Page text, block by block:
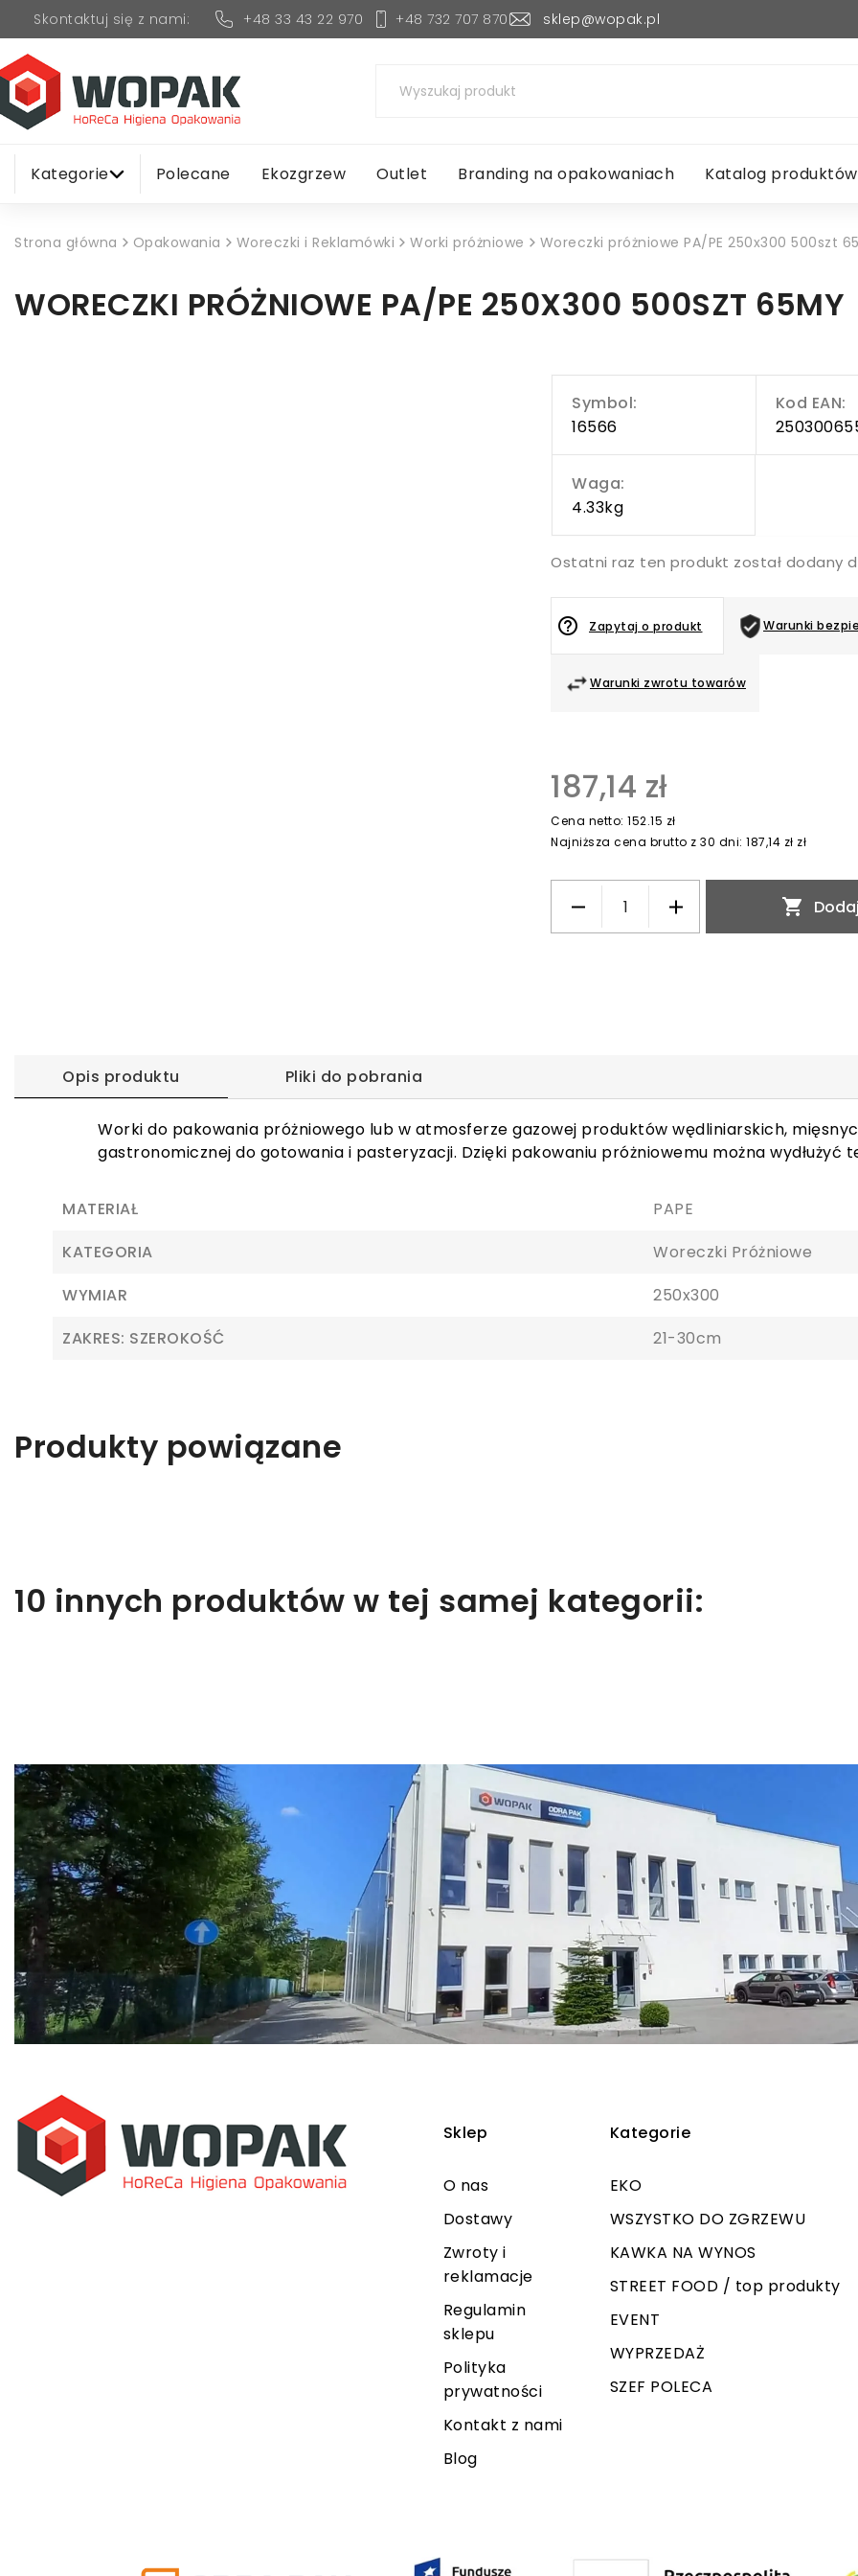
Skontaktuj się z nami: +48 33 43 22 970 +48 732 707 870 sklep@wopak.pl
Kategorie Polecane Ekozgrzew Outlet Branding na opakowaniach Katalog produktów
Strona główna Opakowania Woreczki i Reklamówki Worki próżniowe Woreczki próżniowe PA/PE 250x300 500szt
WORECZKI PRÓŻNIOWE PA/PE 250X300 500SZT 65MY
Symbol:
16566
Kod EAN:
Waga:
4.33kg
Ostatni raz ten produkt został dodany
Warunki
Warunki zwrotu towarów
help_outline Zapytaj o produkt
187,14 zł
Cena netto: 152.15 zł
Najniższa cena brutto z 30 dni: 187,14 zł zł

Opis produktu Pliki do pobrania
Worki do pakowania próżniowego lub w atmosferze gazowej produktów wędliniarskich,
gastronomicznej do gotowania i pasteryzacji. Dzięki pakowaniu próżniowemu można wydłużyć
MATERIAŁ
PAPE
KATEGORIA
Woreczki Próżniowe
WYMIAR
250x300
ZAKRES: SZEROKOŚĆ
21-30cm
Produkty powiązane
10 innych produktów w tej samej kategorii:
Sklep
O nas
Dostawy
Zwroty i
reklamacje
Regulamin
sklepu
Polityka
prywatności
Kontakt z nami
Blog
Kategorie
EKO
WSZYSTKO DO ZGRZEWU
KAWKA NA WYNOS
STREET FOOD / top produkty
EVENT
WYPRZEDAŻ
SZEF POLECA